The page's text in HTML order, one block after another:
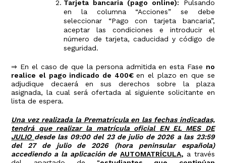
Tarjeta bancaria (pago online): Pulsando
en la columna “Acciones” se debe
seleccionar “Pago con tarjeta bancaria”,
aceptar las condiciones e introducir el
número de tarjeta, caducidad y código de
seguridad.
⇒ En el caso de que la persona admitida en esta Fase no
realice el pago indicado de 400€en el plazo en que se
adjudique decaerá en sus derechos sobre la plaza
asignada, la cual será ofertada al siguiente solicitante en
lista de espera.
Una vez realizada la Prematrícula en las fechas indicadas,
tendrá que realizar la matrícula oficial EN EL MES DE
JULIO desde las 09:00 del 23 de julio de 2026 a las 23:59
del 27 de julio de 2026 (hora peninsular española)
accediendo a la aplicación de AUTOMATRÍCULA, a través